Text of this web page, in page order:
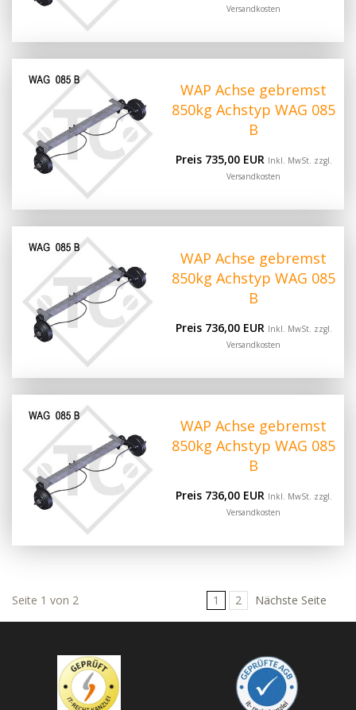
Versandkosten
WAP Achse gebremst
850kg Achstyp WAG 085
B
Preis 735,00 EUR Inkl. MwSt. zzgl.
Versandkosten
WAP Achse gebremst
850kg Achstyp WAG 085
B
Preis 736,00 EUR Inkl. MwSt. zzgl.
Versandkosten
WAP Achse gebremst
850kg Achstyp WAG 085
B
Preis 736,00 EUR Inkl. MwSt. zzgl.
Versandkosten
Seite 1 von 2 1 2 Nächste Seite